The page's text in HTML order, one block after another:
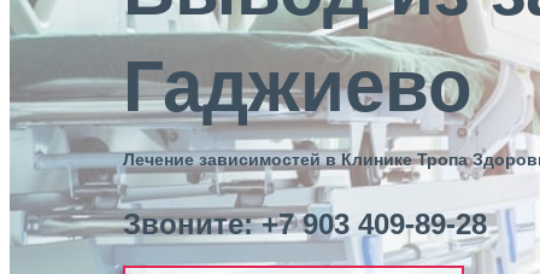
Гаджиево
Лечение зависимостей в Клинике Тропа
Звоните:+7 903 409-89-28